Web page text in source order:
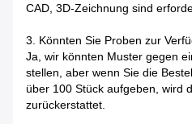
CAD, 3D-Zeichnung sind
3. Könnten Sie Proben zur
Ja, wir könnten Muster gegen
stellen, aber wenn Sie die
über 100 Stück aufgeben, wird
zurückerstattet.